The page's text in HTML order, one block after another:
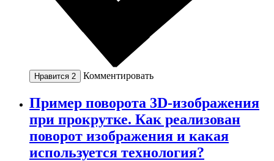
Нравится 2 Комментировать
Пример поворота 3D-изображения
при прокрутке. Как реализован
поворот изображения и какая
используется технология?